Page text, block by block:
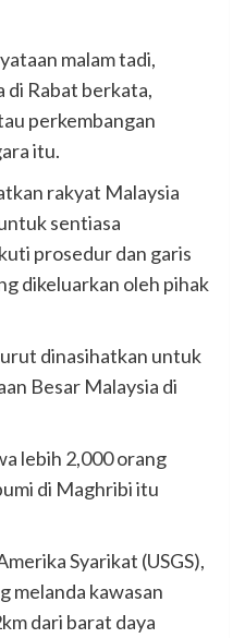
malam tadi,
di Rabat berkata,
perkembangan
itu.
rakyat Malaysia
sentiasa
prosedur dan garis
dikeluarkan oleh pihak
dinasihatkan untuk
Besar Malaysia di
lebih 2,000 orang
di Maghribi itu
Syarikat (USGS),
melanda kawasan
dari barat daya